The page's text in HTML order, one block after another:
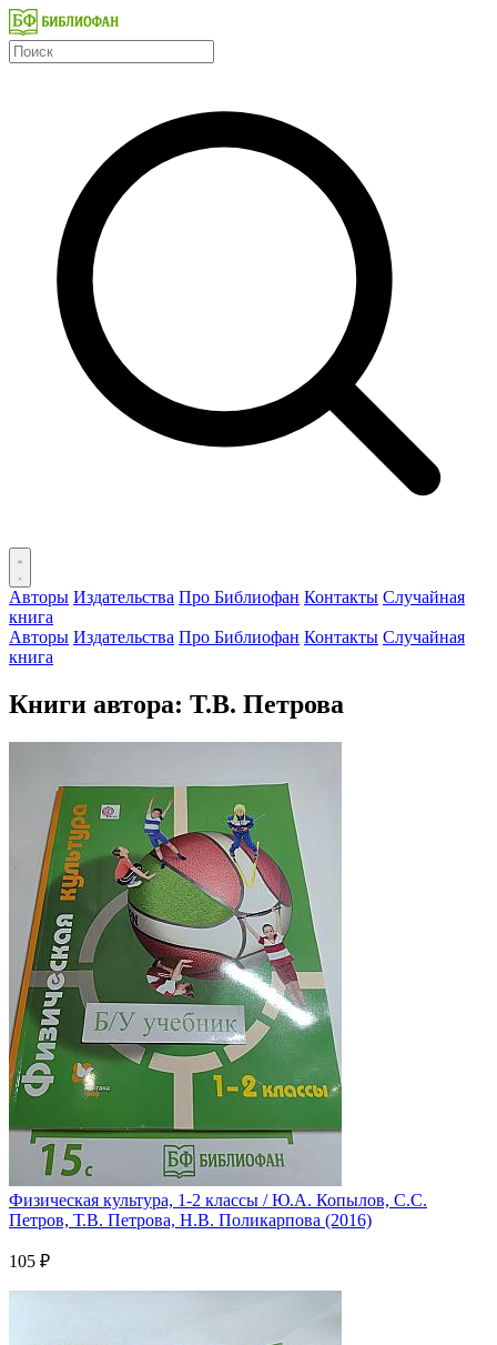
Авторы Издательства Про Библиофан Контакты Случайная
книга
Авторы Издательства Про Библиофан Контакты Случайная
книга
Книги автора: Т.В. Петрова
Физическая культура, 1-2 классы / Ю.А. Копылов, С.С.
Петров, Т.В. Петрова, Н.В. Поликарпова (2016)
105 ₽